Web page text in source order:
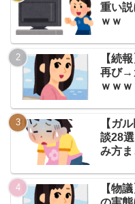
重い
ｗｗ
【続
再び→
ｗｗｗ
【ガ
談28
み方
【物